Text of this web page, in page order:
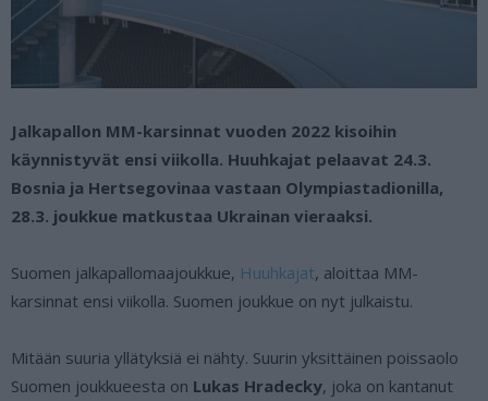
Jalkapallon MM-karsinnat vuoden 2022 kisoihin
käynnistyvät ensi viikolla. Huuhkajat pelaavat 24.3.
Bosnia ja Hertsegovinaa vastaan Olympiastadionilla,
28.3. joukkue matkustaa Ukrainan vieraaksi.
Suomen jalkapallomaajoukkue, Huuhkajat, aloittaa MM-
karsinnat ensi viikolla. Suomen joukkue on nyt julkaistu.
Mitään suuria yllätyksiä ei nähty. Suurin yksittäinen poissaolo
Suomen joukkueesta on Lukas Hradecky, joka on kantanut